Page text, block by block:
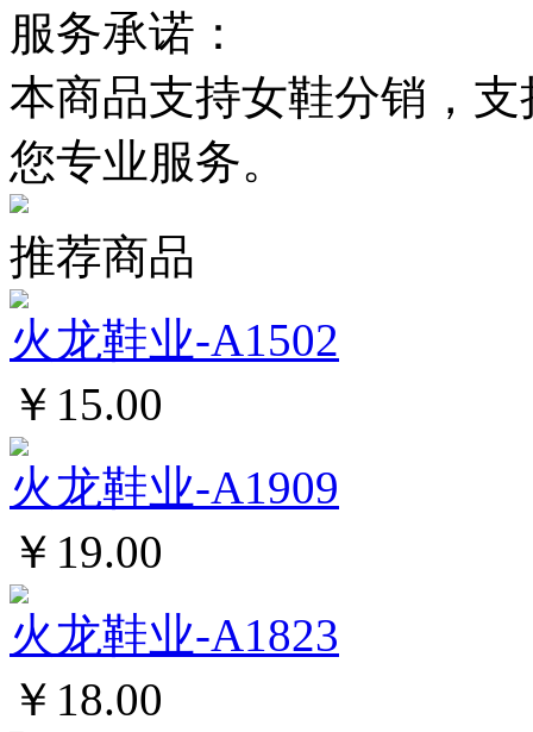
服务承诺：
本商品支持女鞋分销，
您专业服务。
推荐商品
火龙鞋业-A1502
￥15.00
火龙鞋业-A1909
￥19.00
火龙鞋业-A1823
￥18.00